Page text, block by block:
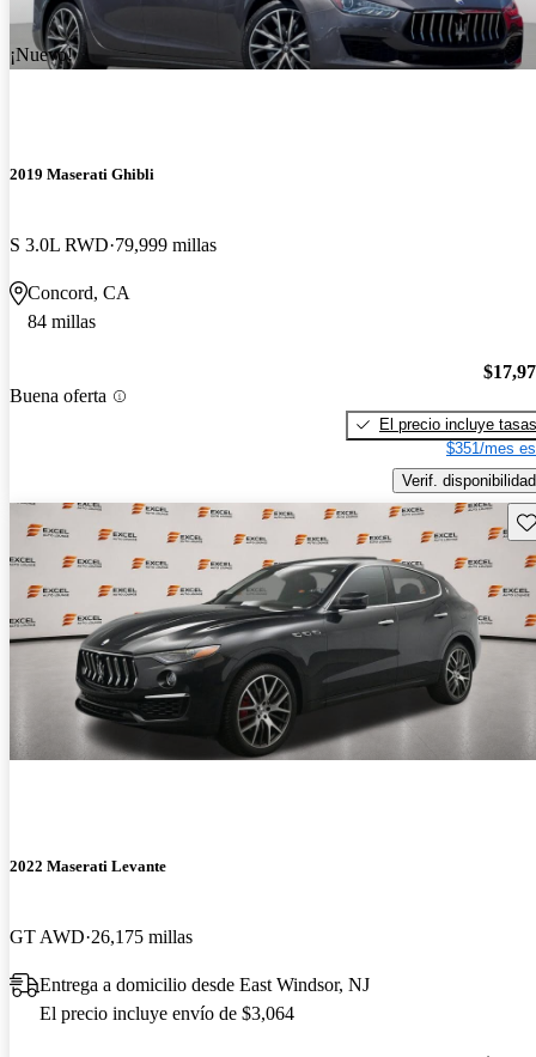
¡Nuevo!
2019 Maserati Ghibli
S 3.0L RWD 79,999 millas
Concord, CA
84 millas
Buena oferta
El precio incluye tasas
$351/mes
Verif. disponibilidad
2022 Maserati Levante
GT AWD 26,175 millas
Entrega a domicilio desde East Windsor, NJ
El precio incluye envío de $3,064